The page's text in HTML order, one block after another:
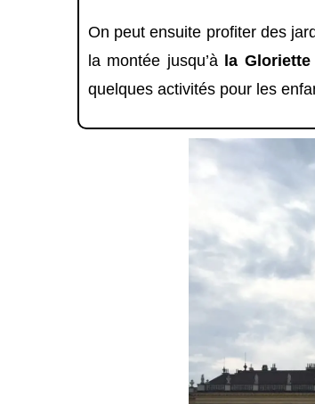
On peut ensuite profiter des
la montée jusqu’à la
quelques activités pour les